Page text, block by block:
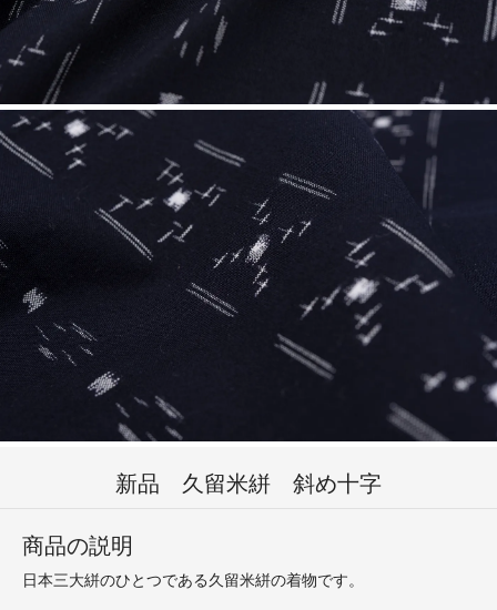
新品 久留米絣 斜め十字
商品の説明
日本三大絣のひとつである久留米絣の着物です。